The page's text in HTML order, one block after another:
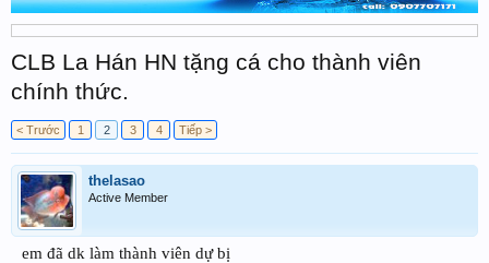
CLB La Hán HN tặng cá cho thành viên
chính thức.
< Trước 1 2 3 4 Tiếp >
thelasao
Active Member
em đã dk làm thành viên dự bị